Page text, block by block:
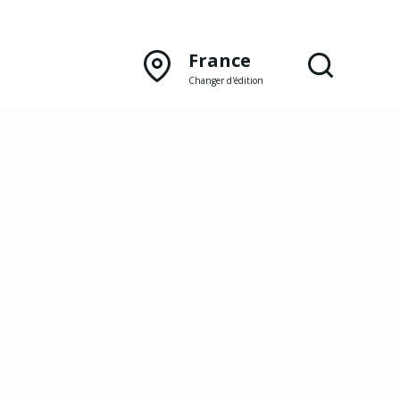
France
Changer d'édition